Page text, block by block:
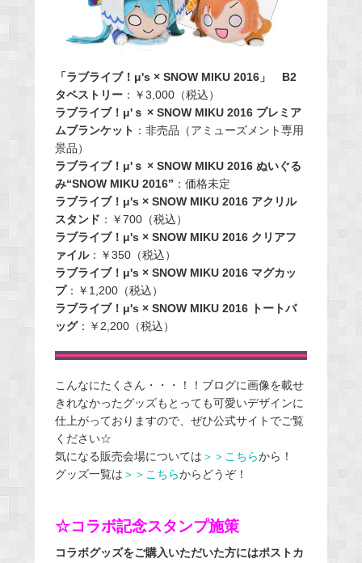
「ラブライブ！μ's × SNOW MIKU 2016」 B2
タペストリー：￥3,000（税込）
ラブライブ！μ'ｓ × SNOW MIKU 2016 プレミア
ムブランケット ：非売品（アミューズメント専用
景品）
ラブライブ！μ'ｓ × SNOW MIKU 2016 ぬいぐる
み“SNOW MIKU 2016” ：価格未定
ラブライブ！μ's × SNOW MIKU 2016 アクリル
スタンド ：￥700（税込）
ラブライブ！μ's × SNOW MIKU 2016 クリアフ
ァイル：￥350（税込）
ラブライブ！μ's × SNOW MIKU 2016 マグカッ
プ：￥1,200（税込）
ラブライブ！μ's × SNOW MIKU 2016 トートバ
ッグ：￥2,200（税込）
こんなにたくさん・・・！！ブログに画像を載せ
きれなかったグッズもとっても可愛いデザインに
仕上がっておりますので、ぜひ公式サイトでご覧
ください☆
気になる販売会場については ＞＞こちらから！
グッズ一覧は ＞＞こちらからどうぞ！
☆コラボ記念スタンプ施策
コラボグッズをご購入いただいた方にはポストカ